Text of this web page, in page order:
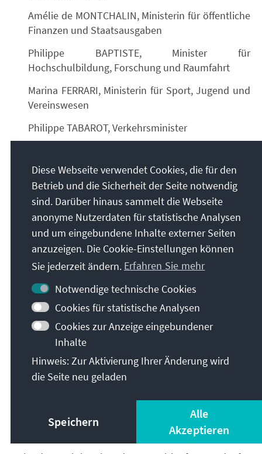
Amélie de MONTCHALIN, Ministerin für öffentliche
Finanzen und Staatsausgaben
Philippe BAPTISTE, Minister für
Hochschulbildung, Forschung und Raumfahrt
Marina FERRARI, Ministerin für Sport, Jugend und
Vereinswesen
Philippe TABAROT, Verkehrsminister
und Wohnungswesen
Beigeordnete Minister (Ministres délégués):
Beim Premierminister:
Laurent PANIFOUS, zuständig für die Beziehungen
zum Parlament
Maud BRÉGEON, Regierungssprecherin
Aurore BERGÉ, zuständig für die Gleichstellung von
Frauen und Männern und den Kampf gegen
Diskriminierung
Marie-Pierre VEDRENNE
Diese Webseite verwendet Cookies, die für den
Betrieb und die Sicherheit der Seite notwendig
sind. Darüber hinaus sammelt die Webseite
anonyme Nutzerdaten für statistische Analysen
und um eingebundene Inhalte externer Seiten
anzuzeigen. Die Cookie-Einstellungen können
Sie jederzeit ändern. Erfahren Sie mehr
Notwendige technische Cookies
Cookies für statistische Analysen
Cookies zur Anzeige eingebundener
Inhalte
Hinweis: Zur Aktivierung Ihrer Änderung wird
die Seite neu geladen
Speichern
Alle
Akzeptieren